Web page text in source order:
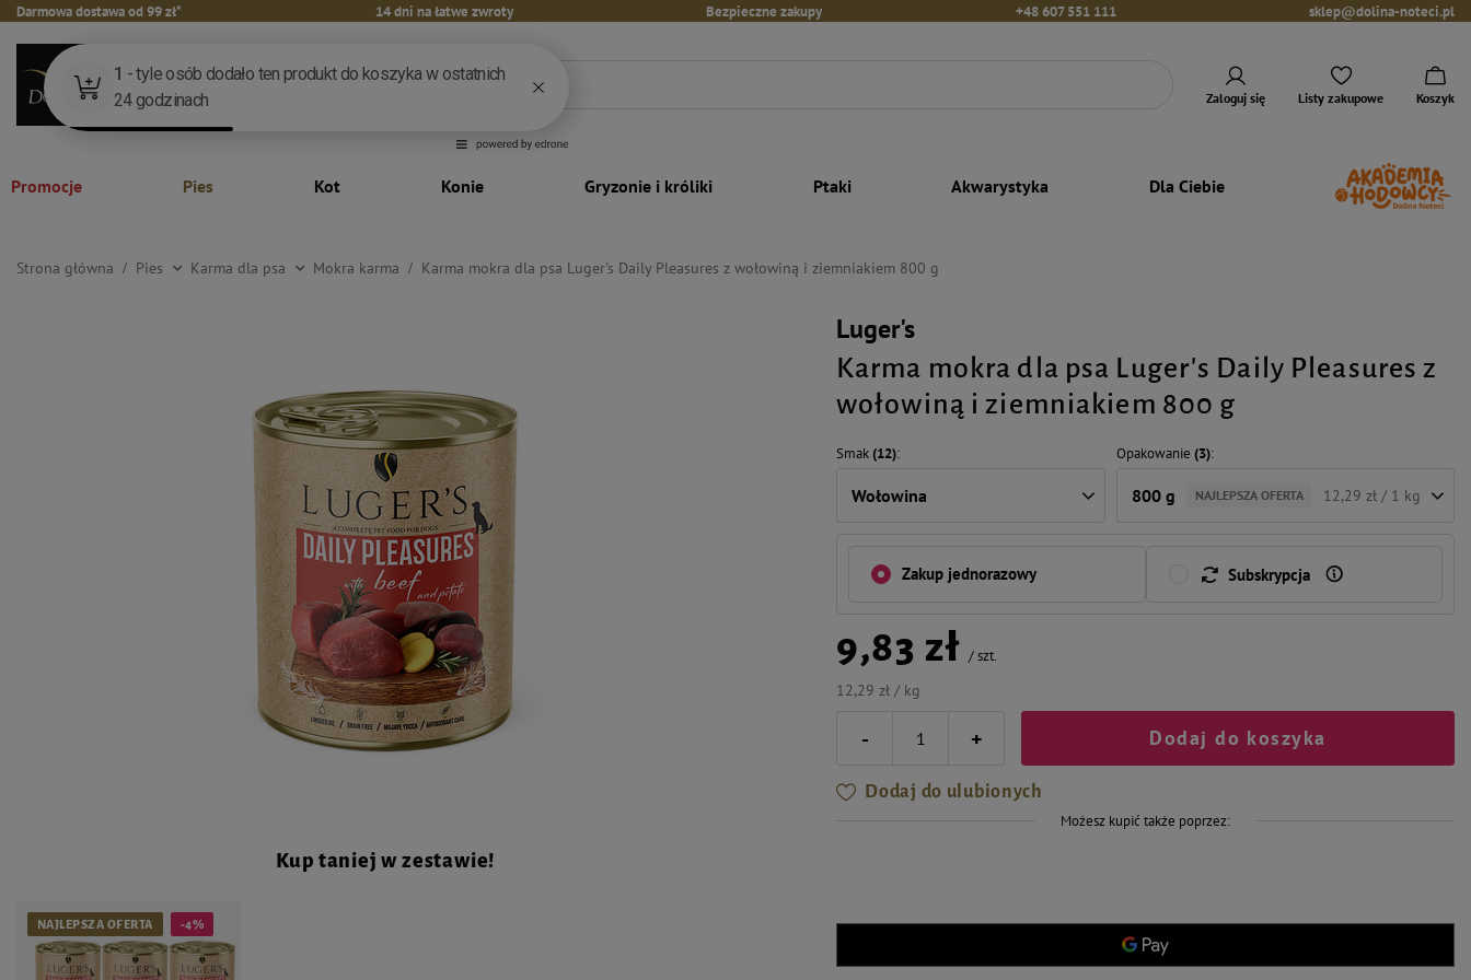
Darmowa dostawa od 99 zł* 14 dni na łatwe zwroty Bezpieczne zakupy +48 607 551 111 sklep@dolina-noteci.pl
Zaloguj się Listy zakupowe Koszyk
Promocje Pies Kot Konie Gryzonie i króliki Ptaki Akwarystyka Dla Ciebie
Strona główna Pies Karma dla psa Mokra karma Karma mokra dla psa Luger's Daily Pleasures z wołowiną i ziemniakiem 800 g
Luger's
Karma mokra dla psa Luger's Daily Pleasures z
wołowiną i ziemniakiem 800 g
Smak(12)
Wołowina
Opakowanie (3)
800 g NAJLEPSZA OFERTA 12,29 zł / 1 kg
Zakup jednorazowy Subskrypcja
9,83 zł /szt.
12,29 zł / kg
- + Dodaj do koszyka
Dodaj do ulubionych
Możesz kupić także poprzez:
Kup taniej w zestawie!
NAJLEPSZA OFERTA -4%